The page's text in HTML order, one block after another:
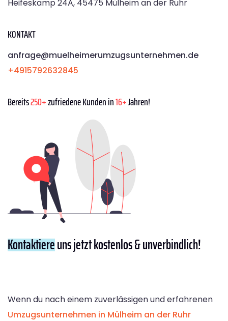
Heifeskamp 24A, 45475 Mülheim an der Ruhr
KONTAKT
anfrage@muelheimerumzugsunternehmen.de
+4915792632845
Bereits250+zufriedene Kunden in16+Jahren!
Kontaktiereuns jetzt kostenlos & unverbindlich!
Wenn du nach einem zuverlässigen und erfahrenen
Umzugsunternehmen in Mülheim an der Ruhr